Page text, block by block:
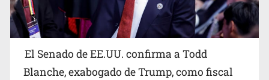
El Senado de EE.UU. confirma a Todd
Blanche, exabogado de Trump, como fiscal